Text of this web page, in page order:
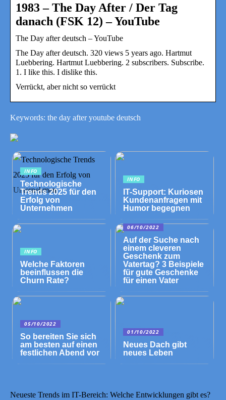
1983 – The Day After / Der Tag
danach (FSK 12) – YouTube
The Day after deutsch – YouTube
The Day after deutsch. 320 views 5 years ago. Hartmut
Luebbering. Hartmut Luebbering. 2 subscribers. Subscribe.
1. I like this. I dislike this.
Verrückt, aber nicht so verrückt
Keywords: the day after youtube deutsch
INFO
Technologische
Trends 2025 für den
Erfolg von
Unternehmen
INFO
IT-Support: Kuriosen
Kundenanfragen mit
Humor begegnen
INFO
Welche Faktoren
beeinflussen die
Churn Rate?
06/10/2022
Auf der Suche nach
einem cleveren
Geschenk zum
Vatertag? 3 Beispiele
für gute Geschenke
für einen Vater
05/10/2022
So bereiten Sie sich
am besten auf einen
festlichen Abend vor
01/10/2022
Neues Dach gibt
neues Leben
Neueste Trends im IT-Bereich: Welche Entwicklungen gibt es?